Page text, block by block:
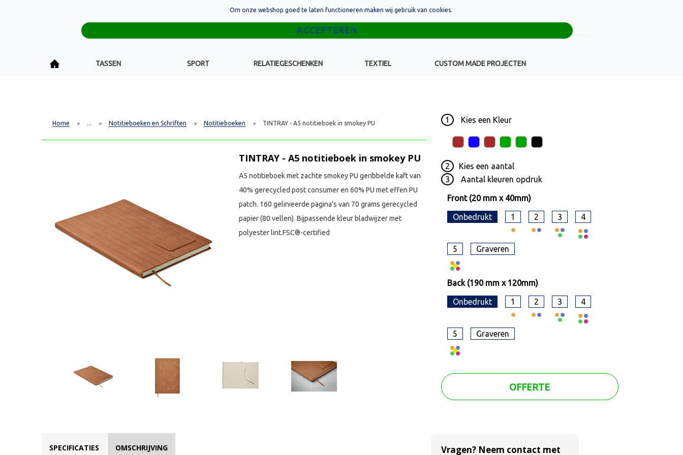
+32(0)16 43 54 19
TASSEN SPORT RELATIEGESCHENKEN TEXTIEL CUSTOM MADE PROJECTEN
Home > ... > Notitieboeken en Schriften > Notitieboeken > TINTRAY - A5 notitieboek in smokey PU 1 Kies een Kleur
2 Kies een aantal
3
Aantal kleuren opdruk
Front (20 mm x 40mm)
Onbedrukt 1 2 3 4
5 Graveren
Back (190 mm x 120mm)
Onbedrukt 1 2 3 4
5 Graveren
OFFERTE
TINTRAY - A5 notitieboek in smokey PU
A5 notitieboek met zachte smokey PU geribbelde kaft van
40% gerecycled post consumer en 60% PU met effen PU
patch. 160 gelinieerde pagina's van 70 grams gerecycled
papier (80 vellen). Bijpassende kleur bladwijzer met
polyester lint.FSC®-certified
SPECIFICATIES OMSCHRIJVING Vragen? Neem contact met
Om onze webshop goed te laten functioneren maken wij gebruik van cookies.